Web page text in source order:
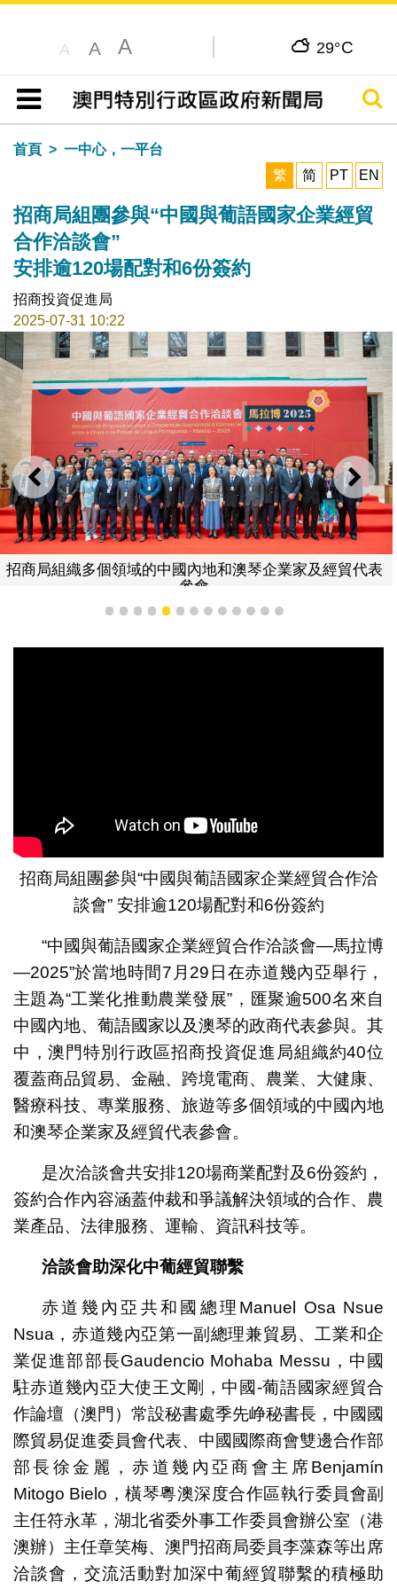
A A A 29°C
目錄
搜尋
首頁
一中心，一平台
繁
简 PT EN
招商局組團參與“中國與葡語國家企業經貿
合作洽談會”
安排逾120場配對和6份簽約
招商投資促進局
2025-07-31 10:22
上一則 下一
招商局組織多個領域的中國內地和澳琴企業家及經貿代表
參會
1 2 3 4 5 6 7 8 9 10111213
招商局組團參與“中國與葡語國家企業經貿合作洽
談會” 安排逾120場配對和6份簽約
“中國與葡語國家企業經貿合作洽談會—馬拉博
—2025”於當地時間7月29日在赤道幾內亞舉行，
主題為“工業化推動農業發展”，匯聚逾500名來自
中國內地、葡語國家以及澳琴的政商代表參與。其
中，澳門特別行政區招商投資促進局組織約40位
覆蓋商品貿易、金融、跨境電商、農業、大健康、
醫療科技、專業服務、旅遊等多個領域的中國內地
和澳琴企業家及經貿代表參會。
是次洽談會共安排120場商業配對及6份簽約，
簽約合作內容涵蓋仲裁和爭議解決領域的合作、農
業產品、法律服務、運輸、資訊科技等。
洽談會助深化中葡經貿聯繫
赤道幾內亞共和國總理Manuel Osa Nsue
Nsua，赤道幾內亞第一副總理兼貿易、工業和企
業促進部部長Gaudencio Mohaba Messu，中國
駐赤道幾內亞大使王文剛，中國-葡語國家經貿合
作論壇（澳門）常設秘書處季先峥秘書長，中國國
際貿易促進委員會代表、中國國際商會雙邊合作部
部長徐金麗，赤道幾內亞商會主席Benjamín
Mitogo Bielo，橫琴粵澳深度合作區執行委員會副
主任符永革，湖北省委外事工作委員會辦公室（港
澳辦）主任章笑梅、澳門招商局委員李藻森等出席
洽談會，交流活動對加深中葡經貿聯繫的積極助